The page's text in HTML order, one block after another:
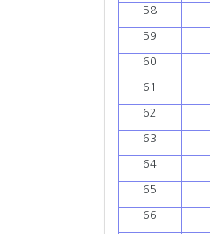
58
59
60
61
62
63
64
65
66